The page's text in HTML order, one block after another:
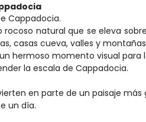
Cappadocia.
natural que se eleva
casas cueva, valles y
hermoso momento visual para
la escala de Cappadocia.
en parte de un paisaje más
un día.